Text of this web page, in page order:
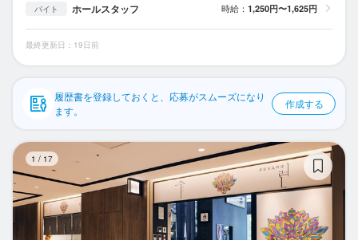
食べログ求人PRESS
プライバシーポリシー
利用規約
企業情報
バイト ホールスタッフ 時給： 1,250円〜1,625円
最終更新日：19日前
履歴書を登録しておくと、応募がスムーズになり
ます。
作成する
1 / 17